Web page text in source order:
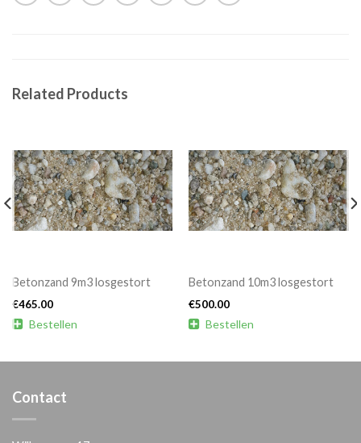
Related Products
Betonzand 9m3 losgestort
€465.00
 Bestellen
Betonzand 10m3 losgestort
€500.00
 Bestellen
Contact